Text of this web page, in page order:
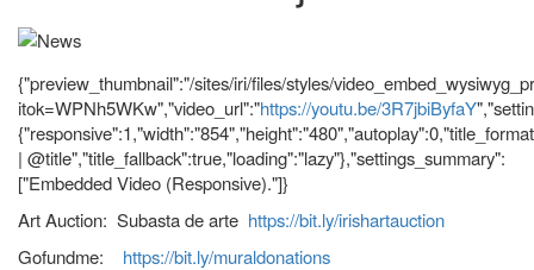
{"preview_thumbnail":"/sites/iri/files/styles/
itok=WPNh5WKw","video_url":"https://youtu.be/3R7jbiByfaY
| @title","title_fallback":true,"loading":"lazy"},"settings_summary":
["Embedded Video (Responsive)."]}
Art Auction: Subasta de arte https://bit.ly/irishartauction
Gofundme: https://bit.ly/muraldonations